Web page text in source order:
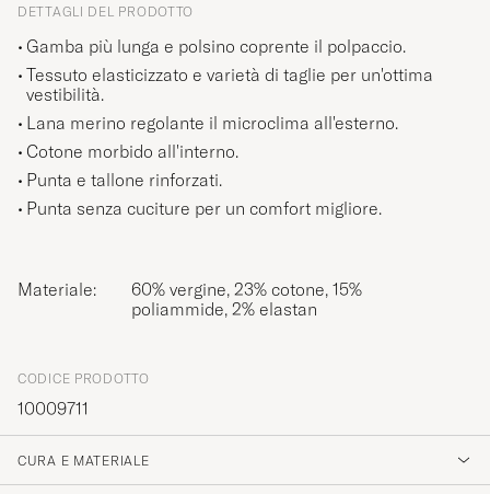
DETTAGLI DEL PRODOTTO
Gamba più lunga e polsino coprente il polpaccio.
Tessuto elasticizzato e varietà di taglie per un'ottima
vestibilità.
Lana merino regolante il microclima all'esterno.
Cotone morbido all'interno.
Punta e tallone rinforzati.
Punta senza cuciture per un comfort migliore.
Materiale:
60% vergine, 23% cotone, 15%
poliammide, 2% elastan
CODICE PRODOTTO
10009711
CURA E MATERIALE